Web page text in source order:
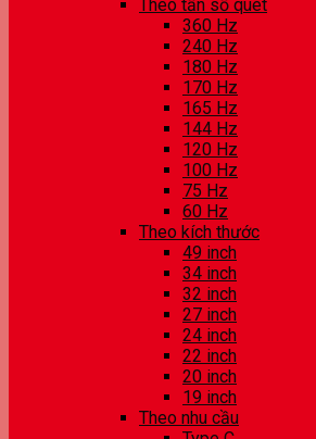
Theo tần số quét
360 Hz
240 Hz
180 Hz
170 Hz
165 Hz
144 Hz
120 Hz
100 Hz
75 Hz
60 Hz
Theo kích thước
49 inch
34 inch
32 inch
27 inch
24 inch
22 inch
20 inch
19 inch
Theo nhu cầu